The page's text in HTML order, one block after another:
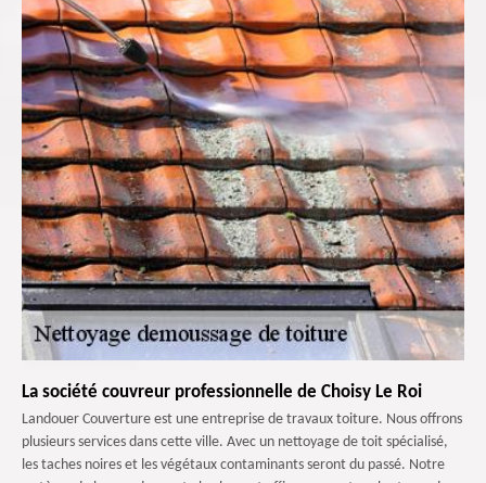
La société couvreur professionnelle de Choisy Le Roi
Landouer Couverture est une entreprise de travaux toiture. Nous offrons
plusieurs services dans cette ville. Avec un nettoyage de toit spécialisé,
les taches noires et les végétaux contaminants seront du passé. Notre